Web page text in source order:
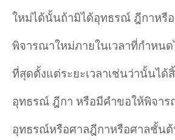
ใหม่ได้นั้นถ้ามิได้อุทธรณ์ ฎีกาหรื
พิจารณาใหม่ภายในเวลาที่กำหนด
ที่สุดตั้งแต่ระยะเวลาเช่นว่านั้นได้
อุทธรณ์ ฎีกา หรือมีคำขอให้พิจาร
อุทธรณ์หรือศาลฎีกาหรือศาลชั้น